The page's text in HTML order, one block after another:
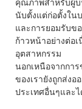
นับตั้งแต่ก่อตั้งใน
และการยอมรับข
ก้าวหน้าอย่างต่อ
อุตสาหกรรม
นอกเหนือจากกา
ของเรายังถูกส่งอ
ประเทศอื่นๆและ